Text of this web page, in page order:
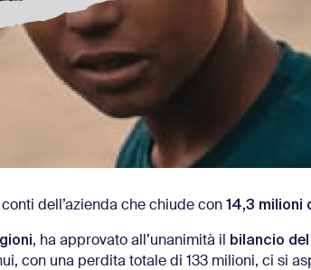
dell’azienda che chiude con 14,3 milioni
, ha approvato all’unanimità il bilancio del
con una perdita totale di 133 milioni, ci si